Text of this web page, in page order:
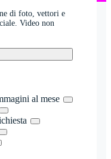
di foto, vettori e
Video non
al mese